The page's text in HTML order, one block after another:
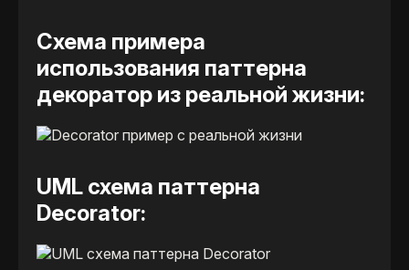
Схема примера
использования паттерна
декоратор из реальной жизни:
UML схема паттерна
Decorator: